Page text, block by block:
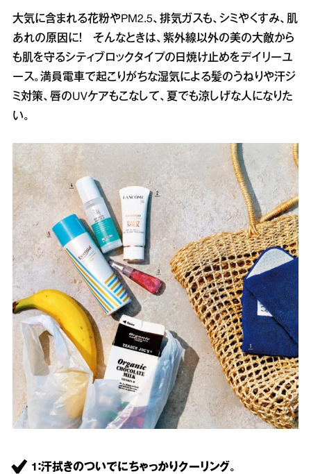
大気に含まれる花粉やPM2.5、排気ガスも、シミやくすみ、肌
あれの原因に！ そんなときは、紫外線以外の美の大敵から
も肌を守るシティブロックタイプの日焼け止めをデイリーユ
ース。満員電車で起こりがちな湿気による髪のうねりや汗ジ
ミ対策、唇のUVケアもこなして、夏でも涼しげな人になりた
い。
1：汗拭きのついでにちゃっかりクーリング。